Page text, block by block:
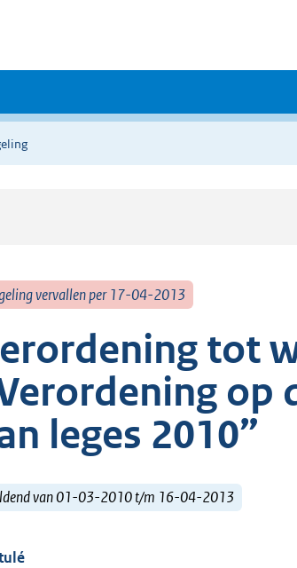
vervallen per 17-04-2013
tot
op
leges 2010”
van 01-03-2010 t/m 16-04-2013